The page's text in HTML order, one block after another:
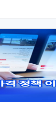
다. SAP와
인해 보십시
고객 상호작
포함하는 기
는 주
을 제공합니다
두 최고 성능